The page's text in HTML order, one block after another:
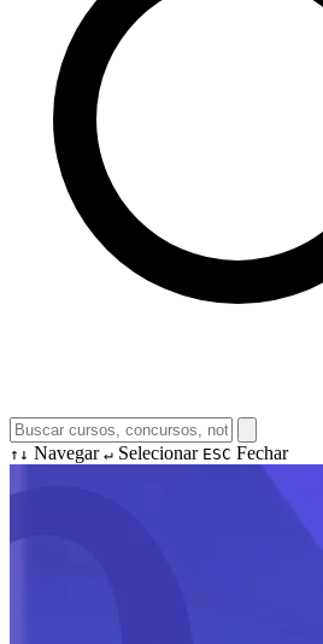
↑↓ Navegar ↵ Selecionar ESC Fechar